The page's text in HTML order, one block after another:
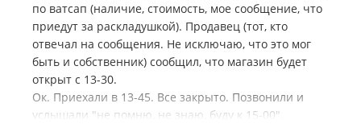
по ватсап (наличие, стоимость, мое сообщение, что
приедут за раскладушкой). Продавец (тот, кто
отвечал на сообщения. Не исключаю, что это мог
быть и собственник) сообщил, что магазин будет
открыт с 13-30.
Ок. Приехали в 13-45. Все закрыто. Позвонили и
услышали "не помню, не знаю, буду к 15-00".